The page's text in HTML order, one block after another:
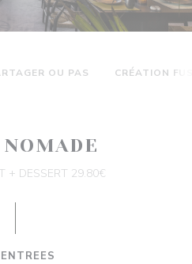
OU PAS CRÉATION
+ DESSERT 29.80€